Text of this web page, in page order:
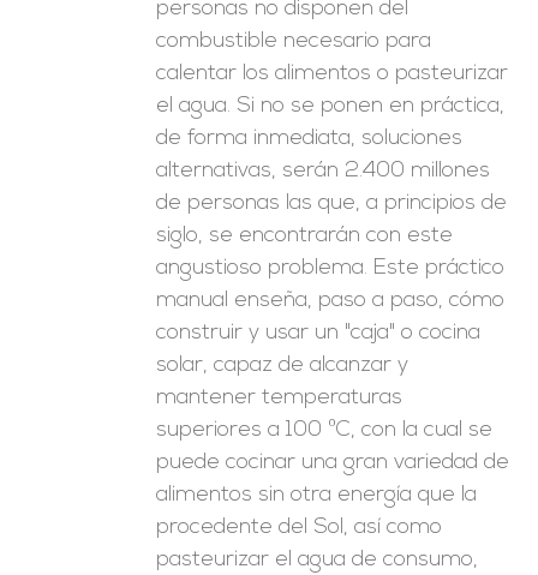
personas no disponen del
combustible necesario para
calentar los alimentos o pasteurizar
el agua. Si no se ponen en práctica,
de forma inmediata, soluciones
alternativas, serán 2.400 millones
de personas las que, a principios de
siglo, se encontrarán con este
angustioso problema. Este práctico
manual enseña, paso a paso, cómo
construir y usar un "caja" o cocina
solar, capaz de alcanzar y
mantener temperaturas
superiores a 100 ºC, con la cual se
puede cocinar una gran variedad de
alimentos sin otra energía que la
procedente del Sol, así como
pasteurizar el agua de consumo,